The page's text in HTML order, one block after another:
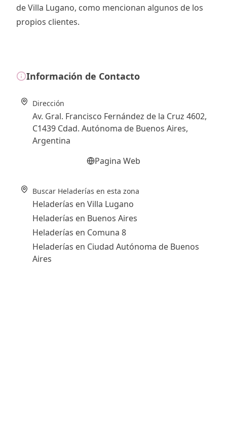
de Villa Lugano, como mencionan algunos de los
propios clientes.
Información de Contacto
Dirección
Av. Gral. Francisco Fernández de la Cruz 4602,
C1439 Cdad. Autónoma de Buenos Aires,
Argentina
Pagina Web
Buscar Heladerías en esta zona
Heladerías en Villa Lugano
Heladerías en Buenos Aires
Heladerías en Comuna 8
Heladerías en Ciudad Autónoma de Buenos
Aires